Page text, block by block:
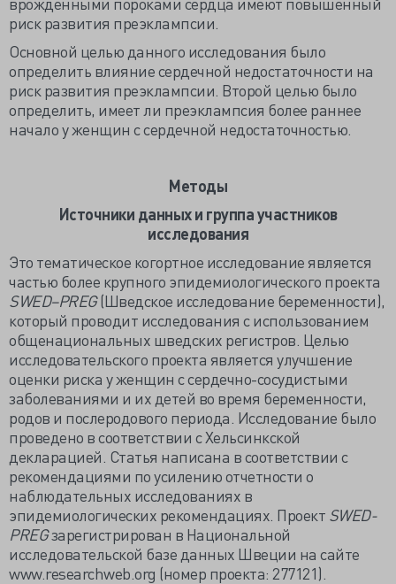
риск развития преэклампсии.
Основной целью данного исследования было
определить влияние сердечной недостаточности на
риск развития преэклампсии. Второй целью было
определить, имеет ли преэклампсия более раннее
начало у женщин с сердечной недостаточностью.
Методы
Источники данных и группа участников
исследования
Это тематическое когортное исследование является
частью более крупного эпидемиологического проекта
SWED–PREG(Шведское исследование беременности),
который проводит исследования с использованием
общенациональных шведских регистров. Целью
исследовательского проекта является улучшение
оценки риска у женщин с сердечно-сосудистыми
заболеваниями и их детей во время беременности,
родов и послеродового периода. Исследование было
проведено в соответствии с Хельсинкской
декларацией. Статья написана в соответствии с
рекомендациями по усилению отчетности о
наблюдательных исследованиях в
эпидемиологических рекомендациях. Проект SWED-
PREGзарегистрирован в Национальной
исследовательской базе данных Швеции на сайте
www.researchweb.org (номер проекта: 277121).